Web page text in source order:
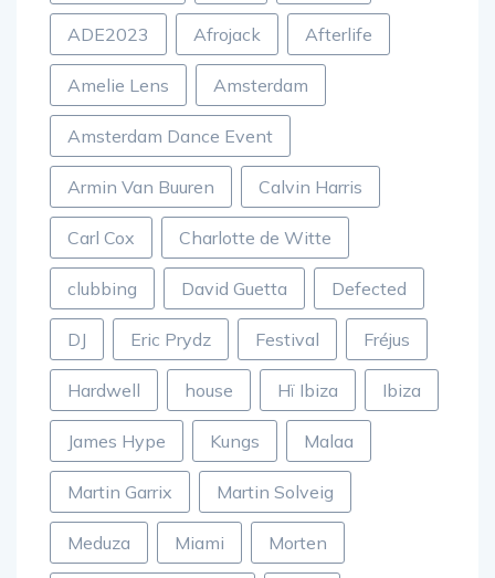
Adam Beyer ADE ADE24
ADE2023 Afrojack Afterlife
Amelie Lens Amsterdam
Amsterdam Dance Event
Armin Van Buuren Calvin Harris
Carl Cox Charlotte de Witte
clubbing David Guetta Defected
DJ Eric Prydz Festival Fréjus
Hardwell house Hï Ibiza Ibiza
James Hype Kungs Malaa
Martin Garrix Martin Solveig
Meduza Miami Morten